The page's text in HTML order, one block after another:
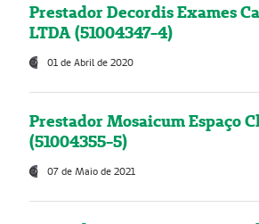
Prestador Decordis Exames
LTDA (51004347-4)
01 de Abril de 2020
Prestador Mosaicum Espaço
(51004355-5)
07 de Maio de 2021